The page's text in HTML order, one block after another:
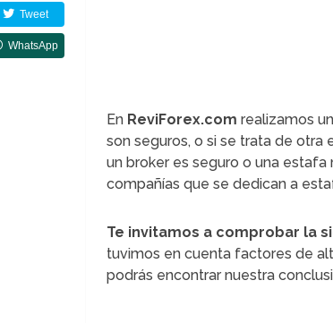
En ReviForex.com realizamos
son seguros, o si se trata de otra
un broker es seguro o una
compañías que se dedican a
Te invitamos a comprobar la
tuvimos en cuenta factores de
podrás encontrar nuestra
Tweet
WhatsApp